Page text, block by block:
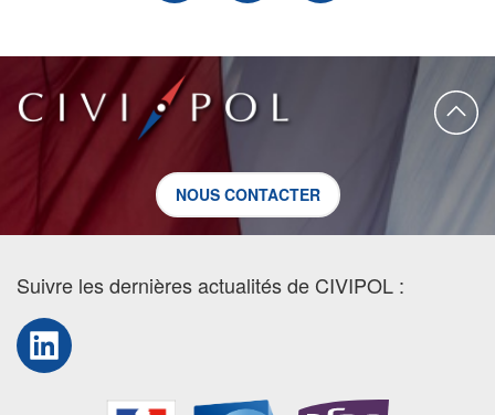
NOUS CONTACTER
Suivre les dernières actualités de CIVIPOL :
LinkedIn